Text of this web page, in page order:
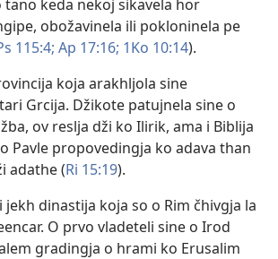
keda nekoj sikavela hor
obožavinela ili pokloninela pe
115:4; Ap 17:16; 1Ko 10:14).
koja arakhljola sine
Grcija. Džikote patujnela sine o
ov reslja dži ko Ilirik, ama i Biblija
Pavle propovedingja ko adava than
adathe (Ri 15:19).
jekh dinastija koja so o Rim čhivgja la
O prvo vladeteli sine o Irod
gradingja o hrami ko Erusalim